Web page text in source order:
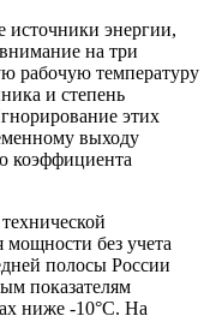
источники энергии,
на три
рабочую температуру
и степень
этих
выходу
коэффициента
мощности без учета
полосы России
показателям
ниже -10°C. На